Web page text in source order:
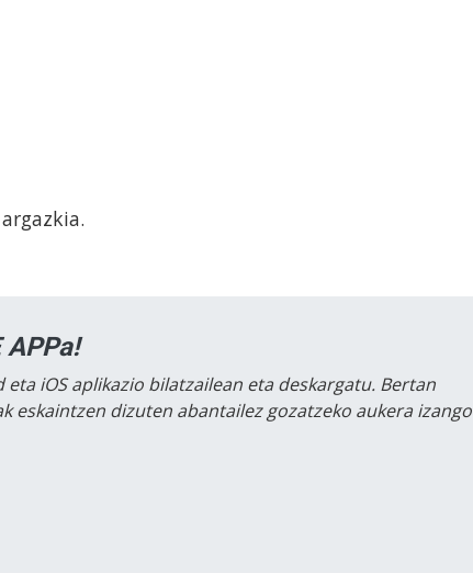
APPa!
iOS aplikazio bilatzailean eta deskargatu. Bertan
eskaintzen dizuten abantailez gozatzeko aukera izango